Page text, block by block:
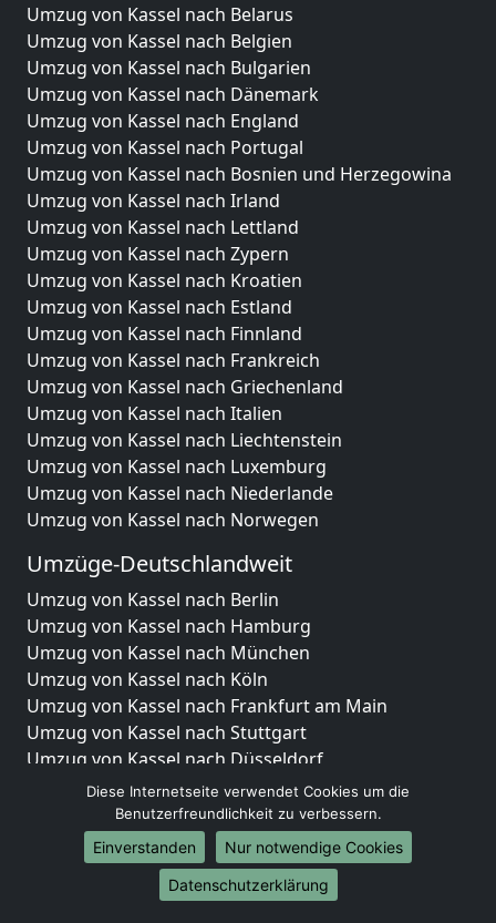
Umzug von Kassel nach Belarus
Umzug von Kassel nach Belgien
Umzug von Kassel nach Bulgarien
Umzug von Kassel nach Dänemark
Umzug von Kassel nach England
Umzug von Kassel nach Portugal
Umzug von Kassel nach Bosnien und Herzegowina
Umzug von Kassel nach Irland
Umzug von Kassel nach Lettland
Umzug von Kassel nach Zypern
Umzug von Kassel nach Kroatien
Umzug von Kassel nach Estland
Umzug von Kassel nach Finnland
Umzug von Kassel nach Frankreich
Umzug von Kassel nach Griechenland
Umzug von Kassel nach Italien
Umzug von Kassel nach Liechtenstein
Umzug von Kassel nach Luxemburg
Umzug von Kassel nach Niederlande
Umzug von Kassel nach Norwegen
Umzüge-Deutschlandweit
Umzug von Kassel nach Berlin
Umzug von Kassel nach Hamburg
Umzug von Kassel nach München
Umzug von Kassel nach Köln
Umzug von Kassel nach Frankfurt am Main
Umzug von Kassel nach Stuttgart
Umzug von Kassel nach Düsseldorf
Umzug von Kassel nach Leipzig
Umzug von Kassel nach Dortmund
Umzug von Kassel nach Essen
Umzug von Kassel nach Bremen
Umzug von Kassel nach Dresden
Diese Internetseite verwendet Cookies um die
Benutzerfreundlichkeit zu verbessern.
Einverstanden
Nur notwendige Cookies
Datenschutzerklärung